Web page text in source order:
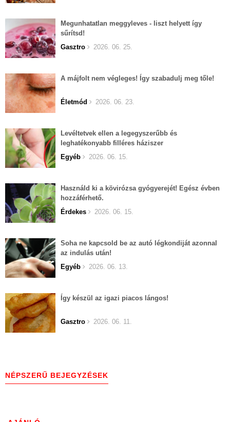
Megunhatatlan meggyleves - liszt helyett így
sűrítsd!
Gasztro
2026. 06. 25.
A májfolt nem végleges! Így szabadulj meg tőle!
Életmód 2026. 06. 23.
Levéltetvek ellen a legegyszerűbb és
leghatékonyabb filléres háziszer
Egyéb
2026. 06. 15.
Használd ki a kövirózsa gyógyerejét! Egész évben
hozzáférhető.
Érdekes
2026. 06. 15.
Soha ne kapcsold be az autó légkondiját azonnal
az indulás után!
Egyéb
2026. 06. 13.
Így készül az igazi piacos lángos!
Gasztro 2026. 06. 11.
NÉPSZERŰ BEJEGYZÉSEK